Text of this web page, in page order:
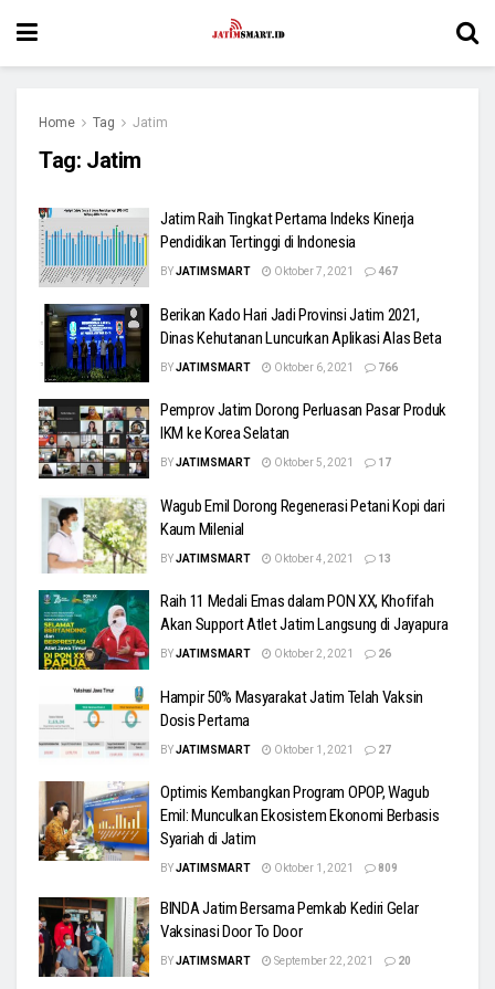
Home Tag Jatim
Tag: Jatim
Jatim Raih Tingkat Pertama Indeks Kinerja
Pendidikan Tertinggi di Indonesia
BYJATIMSMART Oktober 7, 2021 467
Berikan Kado Hari Jadi Provinsi Jatim 2021,
Dinas Kehutanan Luncurkan Aplikasi Alas Beta
BYJATIMSMART Oktober 6, 2021 766
Pemprov Jatim Dorong Perluasan Pasar Produk
IKM ke Korea Selatan
BYJATIMSMART Oktober 5, 2021 17
Wagub Emil Dorong Regenerasi Petani Kopi dari
Kaum Milenial
BYJATIMSMART Oktober 4, 2021 13
Raih 11 Medali Emas dalam PON XX, Khofifah
Akan Support Atlet Jatim Langsung di Jayapura
BYJATIMSMART Oktober 2, 2021 26
Hampir 50% Masyarakat Jatim Telah Vaksin
Dosis Pertama
BYJATIMSMART Oktober 1, 2021 27
Optimis Kembangkan Program OPOP, Wagub
Emil: Munculkan Ekosistem Ekonomi Berbasis
Syariah di Jatim
BYJATIMSMART Oktober 1, 2021 809
BINDA Jatim Bersama Pemkab Kediri Gelar
Vaksinasi Door To Door
BYJATIMSMART September 22, 2021 20